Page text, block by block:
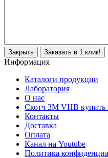
Закрыть Заказать в 1 клик!
Информация
Каталоги продукции
Лаборатория
О нас
Скотч 3M VHB купить
Контакты
Доставка
Оплата
Канал на Youtube
Политика